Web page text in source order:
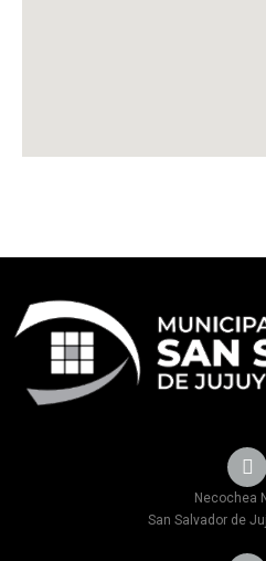
Necochea
San Salvador de